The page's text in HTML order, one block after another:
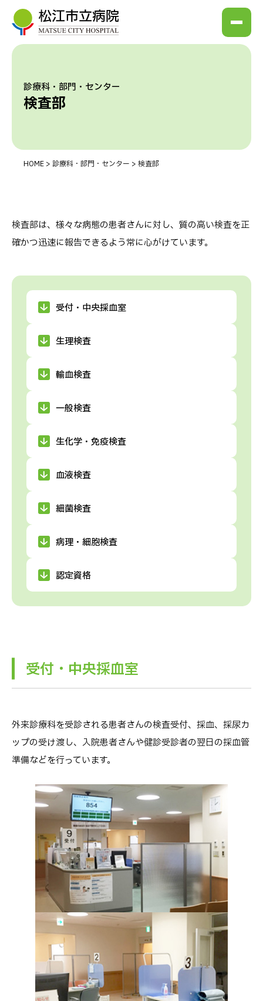
診療科・部門・センター
検査部
HOME > 診療科・部門・センター > 検査部
検査部は、様々な病態の患者さんに対し、質の高い検査を正
確かつ迅速に報告できるよう常に心がけています。
受付・中央採血室
生理検査
輸血検査
一般検査
生化学・免疫検査
血液検査
細菌検査
病理・細胞検査
認定資格
受付・中央採血室
外来診療科を受診される患者さんの検査受付、採血、採尿カ
ップの受け渡し、入院患者さんや健診受診者の翌日の採血管
準備などを行っています。